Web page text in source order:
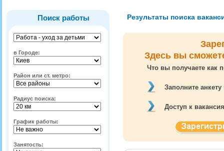
Поиск работы
в Городе:
Район или ст. метро:
Радиус поиска:
График работы:
Занятость:
Результаты поиска
Здесь вы
Что вы получаете как
Заполните
Доступ к